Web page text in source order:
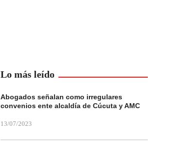
Lo más leído
Abogados señalan como irregulares
convenios ente alcaldía de Cúcuta y AMC
13/07/2023